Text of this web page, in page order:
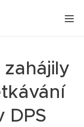
zahájily
DPS